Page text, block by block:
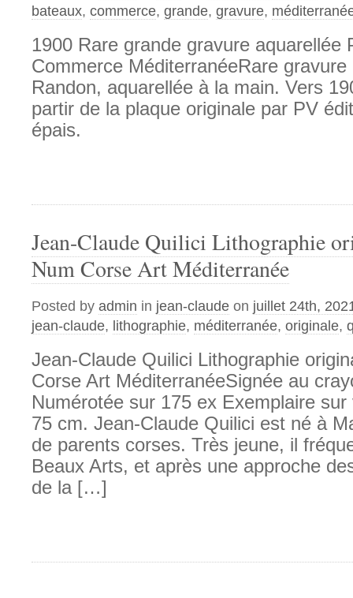
bateaux, commerce, grande, gravure,
1900 Rare grande gravure aquarellée
Commerce MéditerranéeRare gravure
Randon, aquarellée à la main. Vers
partir de la plaque originale par PV
épais.
Jean-Claude Quilici Lithographie
Num Corse Art Méditerranée
Posted by admin in jean-claude on juillet 24th,
jean-claude, lithographie, méditerranée, originale,
Jean-Claude Quilici Lithographie
Corse Art MéditerranéeSignée au
Numérotée sur 175 ex Exemplaire
75 cm. Jean-Claude Quilici est né à
de parents corses. Très jeune, il
Beaux Arts, et après une approche
de la […]